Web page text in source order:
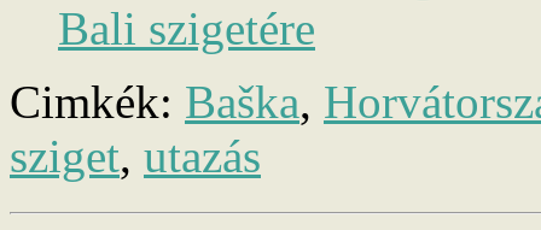
Bali szigetére
Cimkék: Baška,
sziget, utazás